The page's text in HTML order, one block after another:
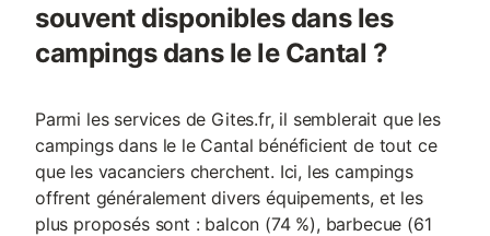
souvent disponibles dans les
campings dans le le Cantal ?
Parmi les services de Gites.fr, il semblerait que les
campings dans le le Cantal bénéficient de tout ce
que les vacanciers cherchent. Ici, les campings
offrent généralement divers équipements, et les
plus proposés sont : balcon (74 %), barbecue (61